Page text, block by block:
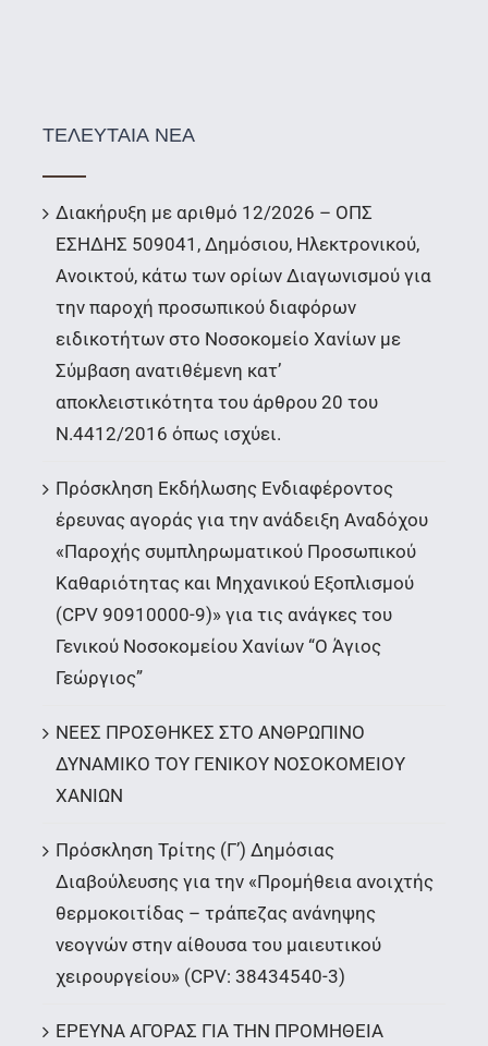
ΤΕΛΕΥΤΑΙΑ ΝΕΑ
Διακήρυξη με αριθμό 12/2026 – ΟΠΣ
ΕΣΗΔΗΣ 509041, Δημόσιου, Ηλεκτρονικού,
Ανοικτού, κάτω των ορίων Διαγωνισμού για
την παροχή προσωπικού διαφόρων
ειδικοτήτων στο Νοσοκομείο Χανίων με
Σύμβαση ανατιθέμενη κατ’
αποκλειστικότητα του άρθρου 20 του
Ν.4412/2016 όπως ισχύει.
Πρόσκληση Εκδήλωσης Ενδιαφέροντος
έρευνας αγοράς για την ανάδειξη Αναδόχου
«Παροχής συμπληρωματικού Προσωπικού
Καθαριότητας και Μηχανικού Εξοπλισμού
(CPV 90910000-9)» για τις ανάγκες του
Γενικού Νοσοκομείου Χανίων “Ο Άγιος
Γεώργιος”
ΝΕΕΣ ΠΡΟΣΘΗΚΕΣ ΣΤΟ ΑΝΘΡΩΠΙΝΟ
ΔΥΝΑΜΙΚΟ ΤΟΥ ΓΕΝΙΚΟΥ ΝΟΣΟΚΟΜΕΙΟΥ
ΧΑΝΙΩΝ
Πρόσκληση Τρίτης (Γ’) Δημόσιας
Διαβούλευσης για την «Προμήθεια ανοιχτής
θερμοκοιτίδας – τράπεζας ανάνηψης
νεογνών στην αίθουσα του μαιευτικού
χειρουργείου» (CPV: 38434540-3)
ΕΡΕΥΝΑ ΑΓΟΡΑΣ ΓΙΑ ΤΗΝ ΠΡΟΜΗΘΕΙΑ